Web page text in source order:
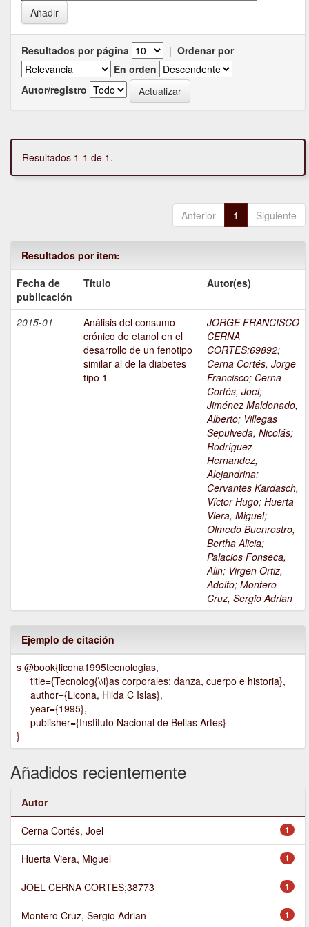
Resultados por página | Ordenar por
En orden
Autor/registro
Resultados 1-1 de 1.
Anterior 1 Siguiente
Resultados por ítem:
Fecha de
publicación
Título Autor(es)
2015-01
Análisis del consumo
crónico de etanol en el
desarrollo de un fenotipo
similar al de la diabetes
tipo 1
JORGE FRANCISCO
CERNA
CORTES;69892;
Cerna Cortés, Jorge
Francisco; Cerna
Cortés, Joel;
Jiménez Maldonado,
Alberto; Villegas
Sepulveda, Nicolás;
Rodríguez
Hernandez,
Alejandrina;
Cervantes Kardasch,
Víctor Hugo; Huerta
Viera, Miguel;
Olmedo Buenrostro,
Bertha Alicia;
Palacios Fonseca,
Alin; Virgen Ortiz,
Adolfo; Montero
Cruz, Sergio Adrian
Ejemplo de citación
s @book{licona1995tecnologias,
title={Tecnolog{\\i}as corporales: danza, cuerpo e historia},
author={Licona, Hilda C Islas},
year={1995},
publisher={Instituto Nacional de Bellas Artes}
}
Añadidos recientemente
Autor
1
Cerna Cortés, Joel
1
Huerta Viera, Miguel
1
JOEL CERNA CORTES;38773
1
Montero Cruz, Sergio Adrian